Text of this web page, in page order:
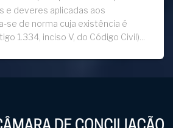
e deveres aplicadas aos
se de norma cuja existência é
1.334, inciso V, do Código Civil)...